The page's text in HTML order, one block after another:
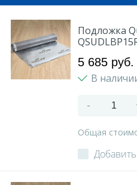
Подложка
5 685 руб.
В
-
Общая